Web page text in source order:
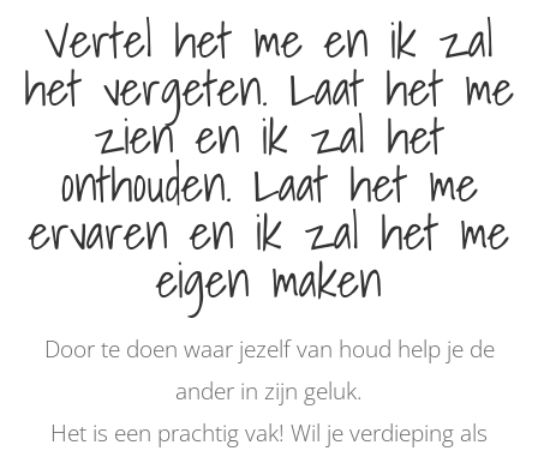
Vertel het me en ik zal
het vergeten. Laat het me
zien en ik zal het
onthouden. Laat het me
ervaren en ik zal het me
eigen maken
Door te doen waar jezelf van houd help je de
ander in zijn geluk.
Het is een prachtig vak! Wil je verdieping als